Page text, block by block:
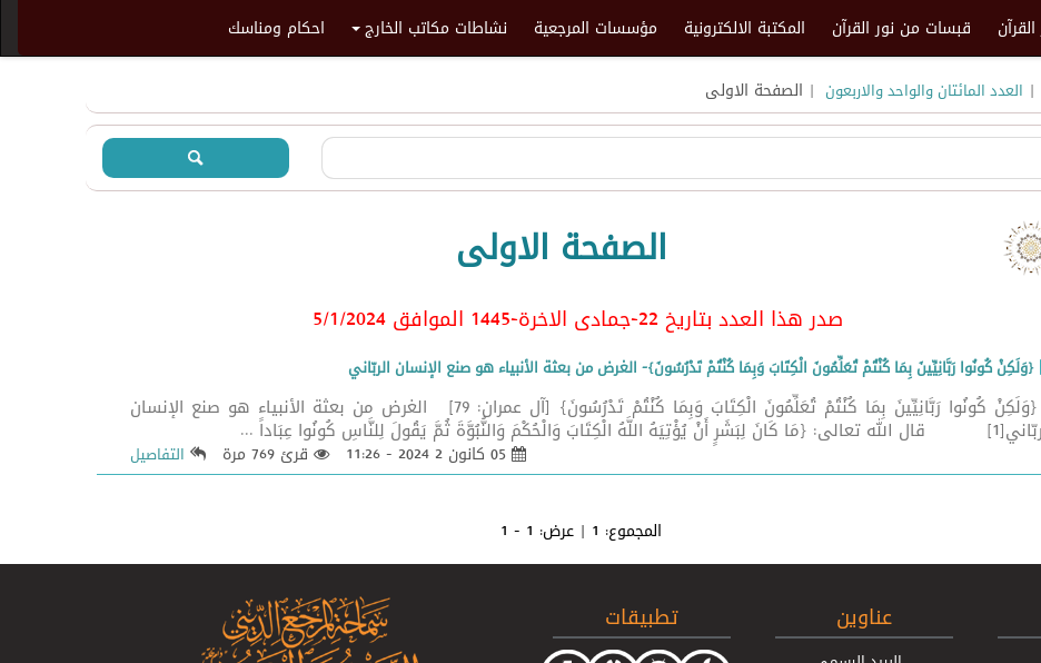
قبسات من نور القرآن المكتبة الالكترونية مؤسسات المرجعية نشاطات مكاتب الخارج احكام ومناسك
| العدد المائتان والواحد والاربعون | الصفحة الاولى
الصفحة الاولى
صدر هذا العدد بتاريخ 22-جمادى الاخرة-1445 الموافق 5/1/2024
{وَلَكِنْ كُونُوا رَبَّانِيِّينَ بِمَا كُنْتُمْ تُعَلِّمُونَ الْكِتَابَ وَبِمَا كُنْتُمْ تَدْرُسُونَ}- الغرض من بعثة الأنبياء هو صنع الإنسان الربّاني
{وَلَكِنْ كُونُوا رَبَّانِيِّينَ بِمَا كُنْتُمْ تُعَلِّمُونَ الْكِتَابَ وَبِمَا كُنْتُمْ تَدْرُسُونَ} [آل عمران: 79] الغرض من بعثة الأنبياء هو صنع الإنسان
لِبَشَرٍ أَنْ يُؤْتِيَهُ اللَّهُ الْكِتَابَ وَالْحُكْمَ وَالنُّبُوَّةَ ثُمَّ يَقُولَ لِلنَّاسِ كُونُوا عِبَاداً ...
قرئ 769 مرة التفاصيل
المجموع: 1 | عرض: 1 - 1
عناوين تطبيقات